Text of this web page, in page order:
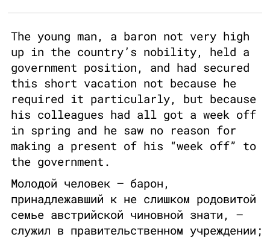
The young man, a baron not very high
up in the country’s nobility, held a
government position, and had secured
this short vacation not because he
required it particularly, but because
his colleagues had all got a week off
in spring and he saw no reason for
making a present of his “week off” to
the government.
Молодой человек – барон,
принадлежавший к не слишком родовитой
семье австрийской чиновной знати, –
служил в правительственном учреждении;